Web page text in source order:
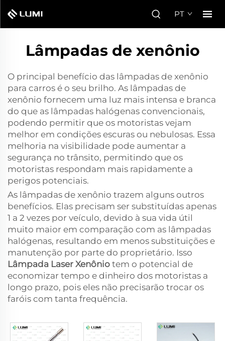
PT
Lâmpadas de xenônio
O principal benefício das lâmpadas de xenônio
para carros é o seu brilho. As lâmpadas de
xenônio fornecem uma luz mais intensa e branca
do que as lâmpadas halógenas convencionais,
podendo permitir que os motoristas vejam
melhor em condições escuras ou nebulosas. Essa
melhoria na visibilidade pode aumentar a
segurança no trânsito, permitindo que os
motoristas respondam mais rapidamente a
perigos potenciais.
As lâmpadas de xenônio trazem alguns outros
benefícios. Elas precisam ser substituídas apenas
1 a 2 vezes por veículo, devido à sua vida útil
muito maior em comparação com as lâmpadas
halógenas, resultando em menos substituições e
manutenção por parte do proprietário. Isso
Lâmpada Laser Xenônio tem o potencial de
economizar tempo e dinheiro dos motoristas a
longo prazo, pois eles não precisarão trocar os
faróis com tanta frequência.